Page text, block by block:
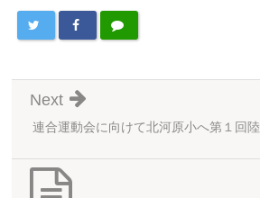
連合運動会に向けて北河原小へ第１回
Next